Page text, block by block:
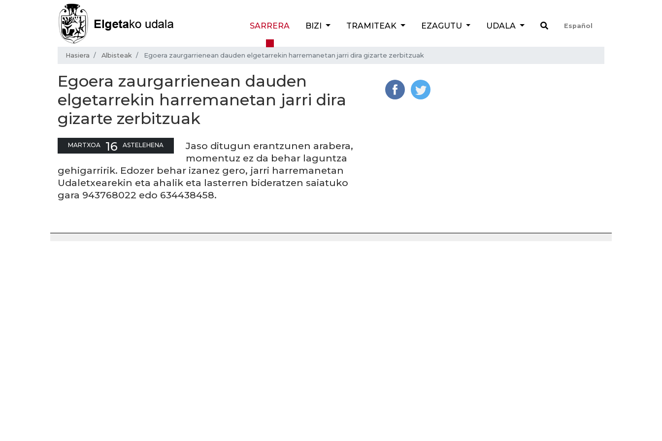
SARRERA BIZI TRAMITEAK EZAGUTU UDALA Español
Hasiera Albisteak Egoera zaurgarrienean dauden elgetarrekin harremanetan jarri dira gizarte zerbitzuak
Egoera zaurgarrienean dauden
elgetarrekin harremanetan jarri dira
gizarte zerbitzuak
MARTXOA 16 ASTELEHENA
Jaso ditugun erantzunen arabera,
momentuz ez da behar laguntza
gehigarririk. Edozer behar izanez gero, jarri harremanetan
Udaletxearekin eta ahalik eta lasterren bideratzen saiatuko
gara 943768022 edo 634438458.